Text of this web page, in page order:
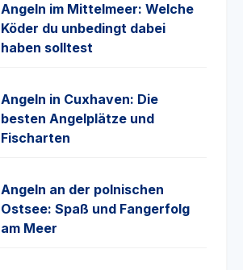
Angeln im Mittelmeer: Welche
Köder du unbedingt dabei
haben solltest
Angeln in Cuxhaven: Die
besten Angelplätze und
Fischarten
Angeln an der polnischen
Ostsee: Spaß und Fangerfolg
am Meer